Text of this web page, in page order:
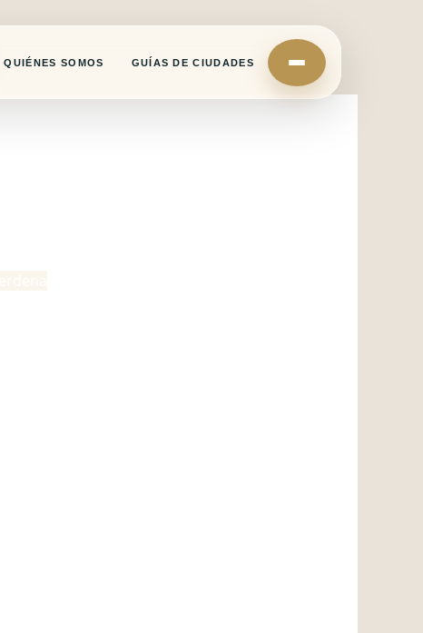
QUIÉNES SOMOS GUÍAS DE CIUDADES